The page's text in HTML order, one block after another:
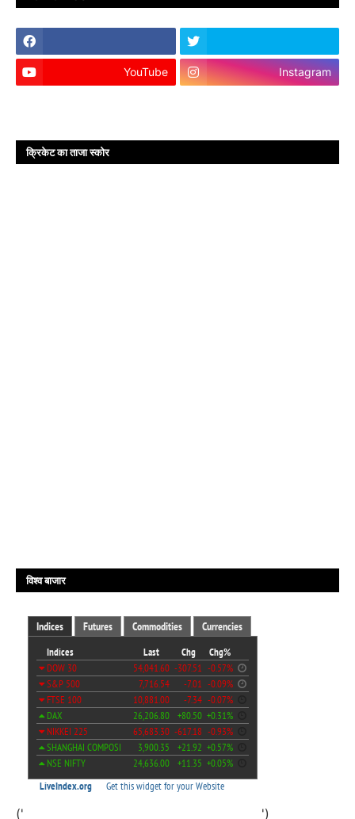
YouTube Instagram
क्रिकेट का ताजा स्कोर
विश्व बाजार
(' ')